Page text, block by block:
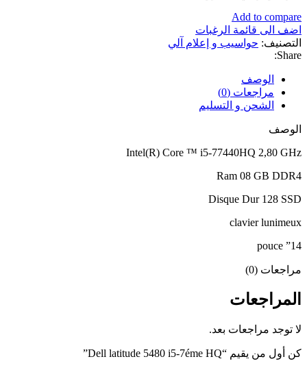
Add to compare
اضف الى قائمة الرغبات
التصنيف: حواسيب و إعلام آلي
Share:
الوصف
مراجعات (0)
الشحن و التسليم
الوصف
Intel(R) Core ™ i5-77440HQ 2,80 GHz
Ram 08 GB DDR4
Disque Dur 128 SSD
clavier lunimeux
14” pouce
مراجعات (0)
المراجعات
لا توجد مراجعات بعد.
كن أول من يقيم “Dell latitude 5480 i5-7éme HQ”